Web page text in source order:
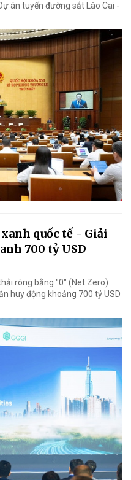
án tuyến đường sắt Lào Cai -
quốc tế - Giải
700 tỷ USD
ròng bằng "0" (Net Zero)
huy động khoảng 700 tỷ USD